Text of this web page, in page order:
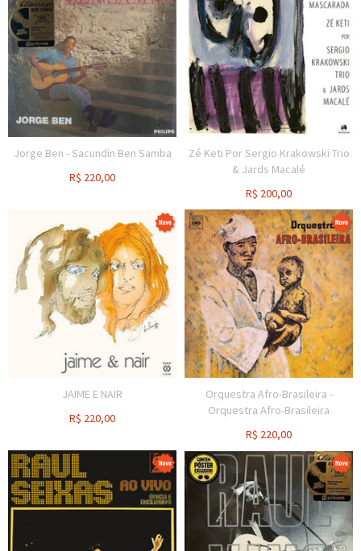
Jorge Ben - Sacundin Ben Samba
R$ 220,00
Zé Keti Por Sergio Krakowski Trio
& Jards Macalé
R$ 200,00
JAIME E NAIR
R$ 220,00
Orquestra Afro-Brasileira -
Orquestra Afro-Brasileira
R$ 220,00